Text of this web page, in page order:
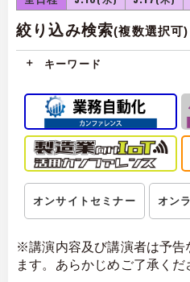
絞り込み検索(複数選択可)
キーワード
オンサイトセミナー オン
※講演内容及び講演者は予告
ます。あらかじめご了承くだ